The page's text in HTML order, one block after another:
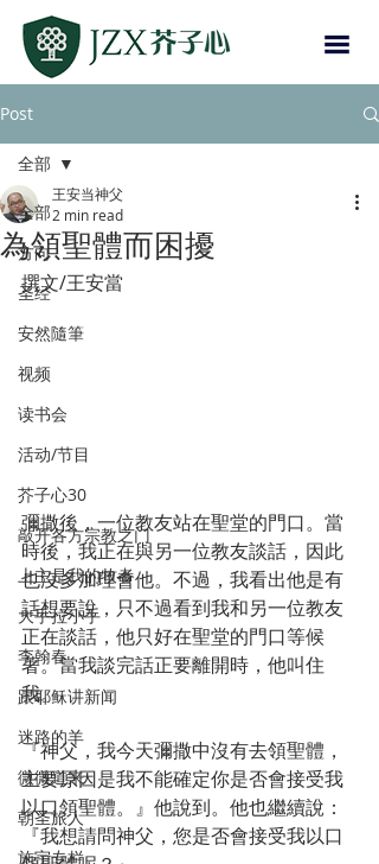
Post
全部
方向
圣经
安然隨筆
视频
读书会
活动/节目
芥子心30
敲开各方宗教之门
上主是我的牧者
大手拉小手
李翰春
跟耶稣讲新闻
迷路的羊
微微道来
朝圣旅人
施宇专栏
全部
為領聖體而困擾
王安当神父
2 min read
撰文/王安當
彌撒後，一位教友站在聖堂的門口。當
時後，我正在與另一位教友談話，因此
也沒多加理會他。不過，我看出他是有
話想要說，只不過看到我和另一位教友
正在談話，他只好在聖堂的門口等候
著。當我談完話正要離開時，他叫住
我。
『神父，我今天彌撒中沒有去領聖體，
主要原因是我不能確定你是否會接受我
以口領聖體。』他說到。他也繼續說：
『我想請問神父，您是否會接受我以口